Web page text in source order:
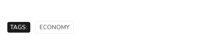
TAGS: ECONOMY